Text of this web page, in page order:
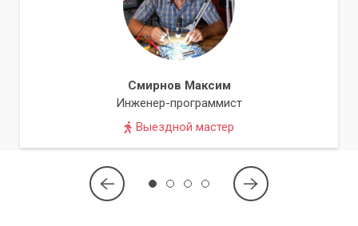
Смирнов Максим
Инженер-программист
Выездной мастер